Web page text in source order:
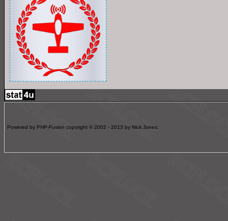
Powered by PHP-Fusion copyright © 2002 - 2013 by Nick Jones.